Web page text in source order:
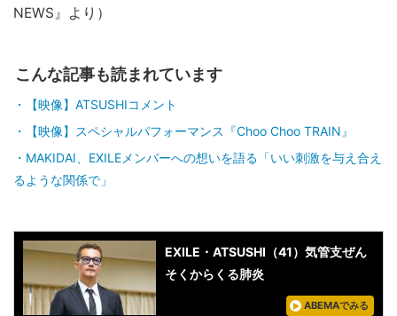
NEWS』より）
こんな記事も読まれています
【映像】ATSUSHIコメント
【映像】スペシャルパフォーマンス『Choo Choo TRAIN』
MAKIDAI、EXILEメンバーへの想いを語る「いい刺激を与え合え
るような関係で」
EXILE・ATSUSHI（41）気管支ぜん
そくからくる肺炎
ABEMAでみる